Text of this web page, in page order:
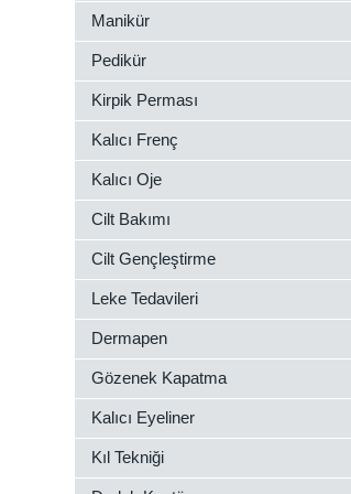
Manikür
Pedikür
Kirpik Perması
Kalıcı Frenç
Kalıcı Oje
Cilt Bakımı
Cilt Gençleştirme
Leke Tedavileri
Dermapen
Gözenek Kapatma
Kalıcı Eyeliner
Kıl Tekniği